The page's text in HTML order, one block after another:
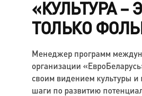
«КУЛЬТУРА –
ТОЛЬКО
Менеджер программ
организации
своим видением культуры и
шаги по развитию